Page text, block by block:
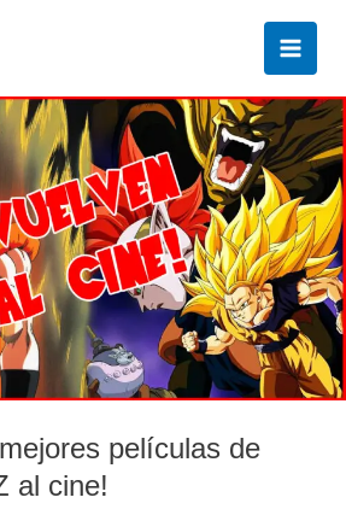
películas de
al cine!